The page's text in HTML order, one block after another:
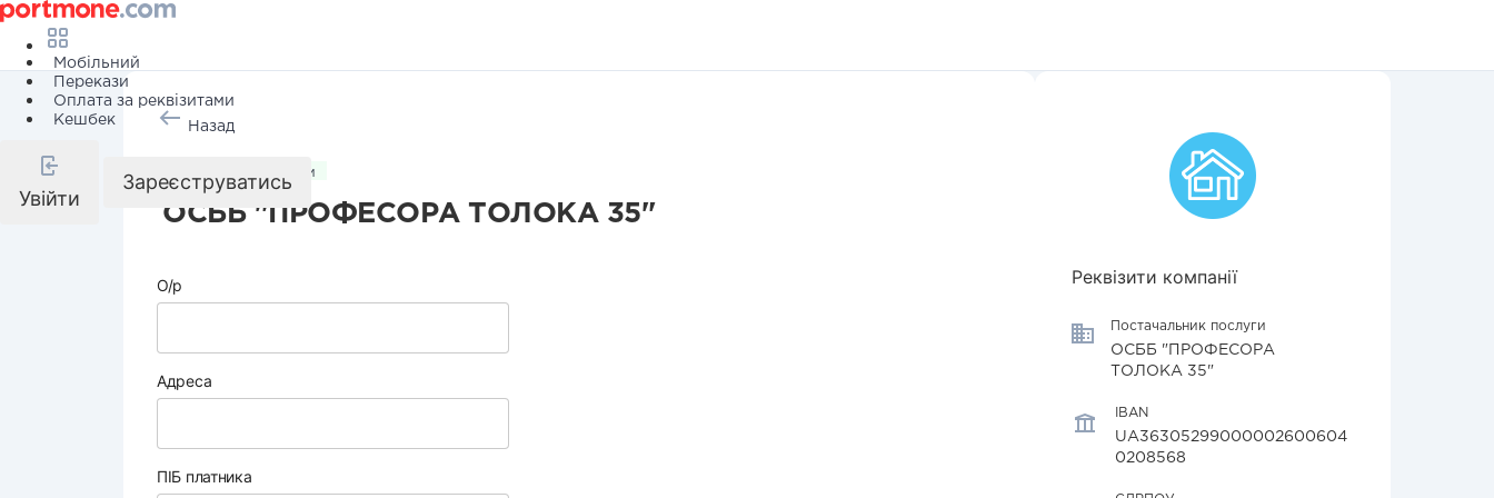
Мобільний
Перекази
Оплата за реквізитами
Кешбек
Увійти
Зареєструватись
Назад
Комунальні послуги
ОСББ "ПРОФЕСОРА ТОЛОКА 35"
О/р
Адреса
ПІБ платника
Реквізити компанії
Постачальник послуги
ОСББ "ПРОФЕСОРА
ТОЛОКА 35"
IBAN
UA36305299000002600604
0208568